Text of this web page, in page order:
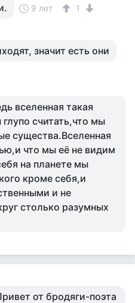
9 лет 1
значит есть они
вселенная такая
считать,что мы
существа.Вселенная
что мы её не видим
на планете мы
кроме себя,и
и не
столько разумных
от бродяги-поэта